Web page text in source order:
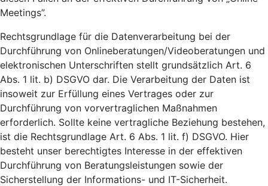
Meetings”.
Rechtsgrundlage für die Datenverarbeitung bei der
Durchführung von Onlineberatungen/Videoberatungen und
elektronischen Unterschriften stellt grundsätzlich Art. 6
Abs. 1 lit. b) DSGVO dar. Die Verarbeitung der Daten ist
insoweit zur Erfüllung eines Vertrages oder zur
Durchführung von vorvertraglichen Maßnahmen
erforderlich. Sollte keine vertragliche Beziehung bestehen,
ist die Rechtsgrundlage Art. 6 Abs. 1 lit. f) DSGVO. Hier
besteht unser berechtigtes Interesse in der effektiven
Durchführung von Beratungsleistungen sowie der
Sicherstellung der Informations- und IT-Sicherheit.